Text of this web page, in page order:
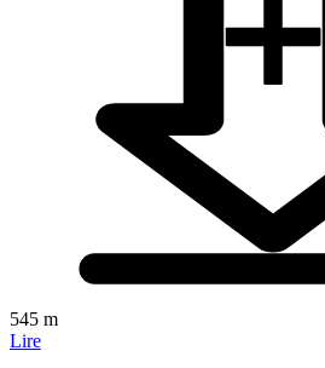
545 m
Lire